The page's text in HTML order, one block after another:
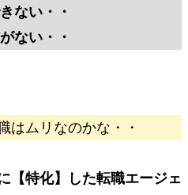
ない・・
ない・・
はムリなのかな・・
【特化】
した転職エージェ